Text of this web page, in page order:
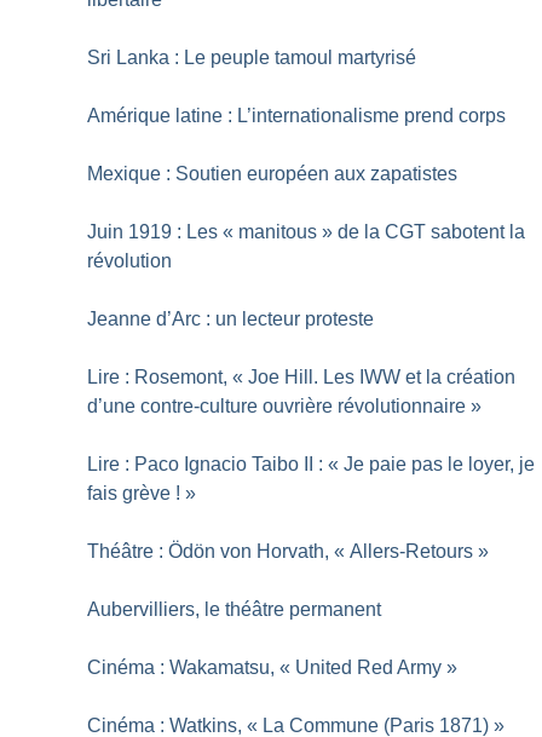
Sri Lanka : Le peuple tamoul martyrisé
Amérique latine : L’internationalisme prend corps
Mexique : Soutien européen aux zapatistes
Juin 1919 : Les « manitous » de la CGT sabotent la
révolution
Jeanne d’Arc : un lecteur proteste
Lire : Rosemont, « Joe Hill. Les IWW et la création
d’une contre-culture ouvrière révolutionnaire »
Lire : Paco Ignacio Taibo II : « Je paie pas le loyer, je
fais grève ! »
Théâtre : Ödön von Horvath, « Allers-Retours »
Aubervilliers, le théâtre permanent
Cinéma : Wakamatsu, « United Red Army »
Cinéma : Watkins, « La Commune (Paris 1871) »